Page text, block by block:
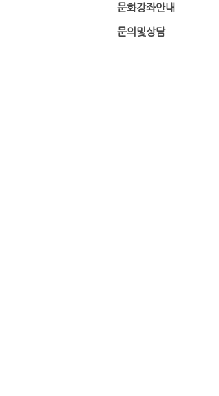
문화강좌안내
문의및상담